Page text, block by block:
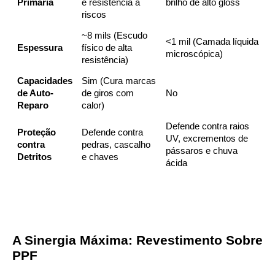
Primária
e resistência a
riscos
brilho de alto gloss
Espessura
~8 mils (Escudo
físico de alta
resistência)
<1 mil (Camada líquida
microscópica)
Capacidades
de Auto-
Reparo
Sim (Cura marcas
de giros com
calor)
No
Proteção
contra
Detritos
Defende contra
pedras, cascalho
e chaves
Defende contra raios
UV, excrementos de
pássaros e chuva
ácida
A Sinergia Máxima: Revestimento Sobre
PPF